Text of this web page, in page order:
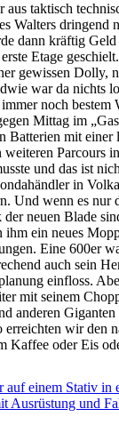
aus taktisch
Walters dringend
dann kräftig Geld
Etage
gewissen Dolly,
war da nichts
noch bestem
Mittag im
Batterien mit
weiteren Parcours
und das ist
in
Und wenn es nur
neuen Blade
ein neues
Eine 600er
auch sein
einfloss.
mit seinem
anderen
erreichten wir den
Kaffee oder Eis